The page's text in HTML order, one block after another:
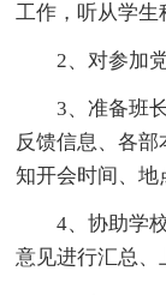
工作，听从学生
2、对参加
3、准备班
反馈信息、各
知开会时间、地
4、协助学
意见进行汇总、